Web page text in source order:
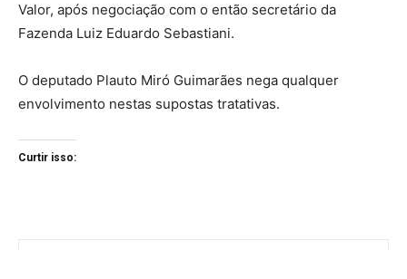
Valor, após negociação com o então secretário da
Fazenda Luiz Eduardo Sebastiani.
O deputado Plauto Miró Guimarães nega qualquer
envolvimento nestas supostas tratativas.
Curtir isso: